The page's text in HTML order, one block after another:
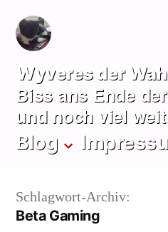
Zum
Inhalt
springen
Wyveres der
Biss ans Ende
und noch viel
Blog
Schlagwort-Archiv:
Beta Gaming